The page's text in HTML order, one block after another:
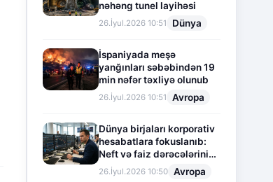
nəhəng tunel layihəsi
26.İyul.2026 10:51 Dünya
İspaniyada meşə
yanğınları səbəbindən 19
min nəfər təxliyə olunub
26.İyul.2026 10:51 Avropa
Dünya birjaları korporativ
hesabatlara fokuslanıb:
Neft və faiz dərəcələrinin
təsiri altında cari vəziyyət
26.İyul.2026 10:50 Avropa